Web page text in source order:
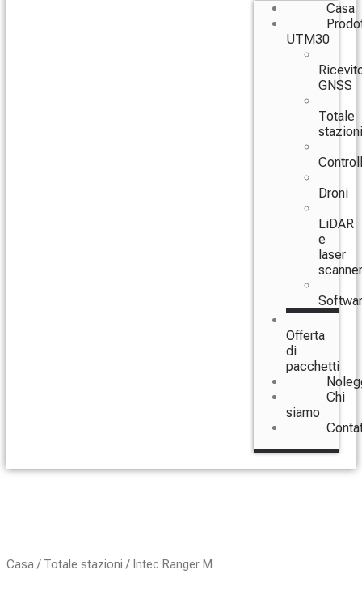
Casa
UTM30
GNSS
Totale
stazioni
Droni
LiDAR
e
laser
scanner
Offerta
di
pacchetti
Chi
siamo
Casa/ Totale stazioni / Intec Ranger M